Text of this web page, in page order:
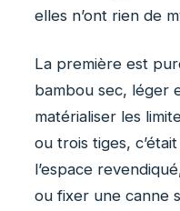
elles n’ont rien de
La première est
bambou sec, léger
matérialiser les
ou trois tiges,
l’espace
ou fixer une canne